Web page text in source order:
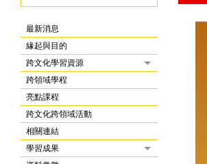
最新消息
緣起與目的
跨文化學習資源
跨領域學程
亮點課程
跨文化跨領域活動
相關連結
學習成果